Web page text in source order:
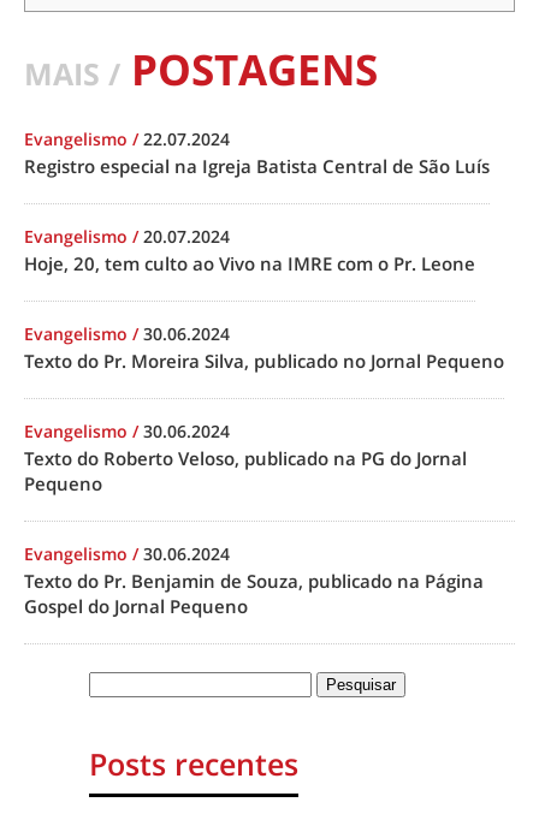
MAIS / POSTAGENS
Evangelismo /22.07.2024
Registro especial na Igreja Batista Central de São Luís
Evangelismo /20.07.2024
Hoje, 20, tem culto ao Vivo na IMRE com o Pr. Leone
Evangelismo /30.06.2024
Texto do Pr. Moreira Silva, publicado no Jornal Pequeno
Evangelismo /30.06.2024
Texto do Roberto Veloso, publicado na PG do Jornal
Pequeno
Evangelismo /30.06.2024
Texto do Pr. Benjamin de Souza, publicado na Página
Gospel do Jornal Pequeno
Posts recentes